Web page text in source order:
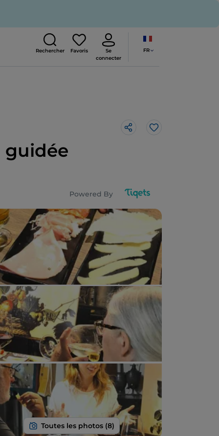
Rechercher Favoris
Se
connecter
FR
guidée
Powered By
J’aime